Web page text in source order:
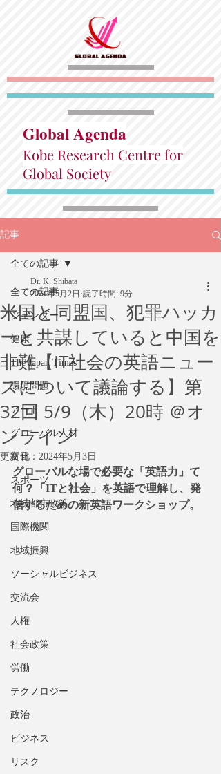
Global Agenda
Kobe Research Centre for
Global Society
記事
全ての記事
ジェンダー
健康
The Japan Times
環境問題
アート
グローバル人材
文化
スポーツ
地域都市政策
国際機関
地域振興
ソーシャルビジネス
交流会
人権
社会政策
労働
テクノロジー
政治
ビジネス
リスク
全ての記事
米国と同盟国、犯罪ハッカ
ーと共謀していると中国を
非難【IT社会の英語ニュー
スについて議論する】第
32回 5/9（木）20時 ＠オ
ンライン
Dr. K. Shibata
2024年5月2日 読了時間: 9分
更新日： 2024年5月3日
グローバルな場で必要な「英語力」て
何？「ITと社会」を英語で理解し、発
信するための新英語ワークショップ。